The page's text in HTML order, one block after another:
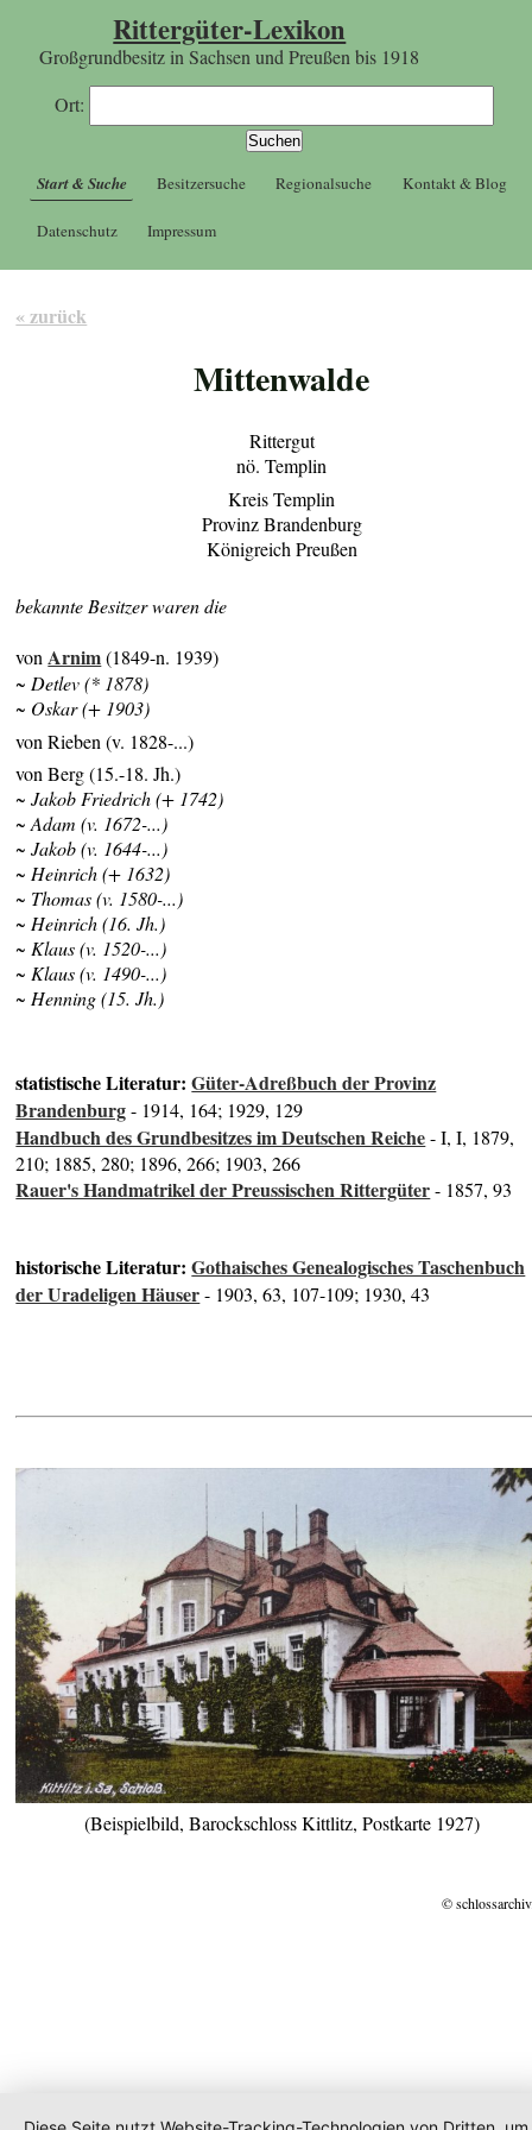
Rittergüter-Lexikon
Großgrundbesitz in Sachsen und Preußen bis 1918
Ort:
Start & Suche Besitzersuche Regionalsuche Kontakt & Blog
Datenschutz Impressum
« zurück
Mittenwalde
Rittergut
nö. Templin
Kreis Templin
Provinz Brandenburg
Königreich Preußen
bekannte Besitzer waren die
von Arnim(1849-n. 1939)
~ Detlev (* 1878)
~ Oskar (+ 1903)
von Rieben (v. 1828-...)
von Berg (15.-18. Jh.)
~ Jakob Friedrich (+ 1742)
~ Adam (v. 1672-...)
~ Jakob (v. 1644-...)
~ Heinrich (+ 1632)
~ Thomas (v. 1580-...)
~ Heinrich (16. Jh.)
~ Klaus (v. 1520-...)
~ Klaus (v. 1490-...)
~ Henning (15. Jh.)
statistische Literatur:Güter-Adreßbuch der Provinz
Brandenburg- 1914, 164; 1929, 129
Handbuch des Grundbesitzes im Deutschen Reiche- I, I, 1879,
210; 1885, 280; 1896, 266; 1903, 266
Rauer's Handmatrikel der Preussischen Rittergüter- 1857, 93
historische Literatur:Gothaisches Genealogisches Taschenbuch
der Uradeligen Häuser- 1903, 63, 107-109; 1930, 43
(Beispielbild, Barockschloss Kittlitz, Postkarte 1927)
©